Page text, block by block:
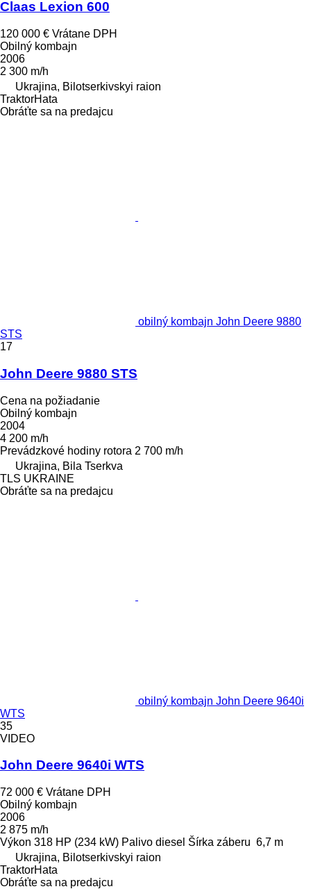
Claas Lexion 600
120 000 € Vrátane DPH
Obilný kombajn
2006
2 300 m/h
Ukrajina, Bilotserkivskyi raion
TraktorHata
Obráťte sa na predajcu
obilný kombajn John Deere 9880
STS
17
John Deere 9880 STS
Cena na požiadanie
Obilný kombajn
2004
4 200 m/h
Prevádzkové hodiny rotora 2 700 m/h
Ukrajina, Bila Tserkva
TLS UKRAINE
Obráťte sa na predajcu
obilný kombajn John Deere 9640i
WTS
35
VIDEO
John Deere 9640i WTS
72 000 € Vrátane DPH
Obilný kombajn
2006
2 875 m/h
Výkon 318 HP (234 kW) Palivo diesel Šírka záberu 6,7 m
Ukrajina, Bilotserkivskyi raion
TraktorHata
Obráťte sa na predajcu